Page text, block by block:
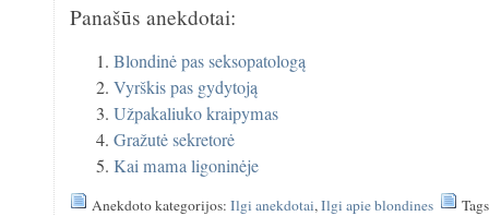
Panašūs anekdotai:
Blondinė pas seksopatologą
Vyrškis pas gydytoją
Užpakaliuko kraipymas
Gražutė sekretorė
Kai mama ligoninėje
Anekdoto kategorijos:Ilgi anekdotai,Ilgi apie blondines